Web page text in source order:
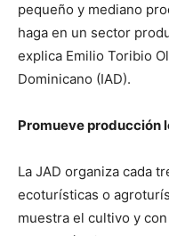
pequeño y mediano
haga en un sector
explica Emilio Toribio
Dominicano (IAD).
Promueve producción
La JAD organiza cada
ecoturísticas o
muestra el cultivo y